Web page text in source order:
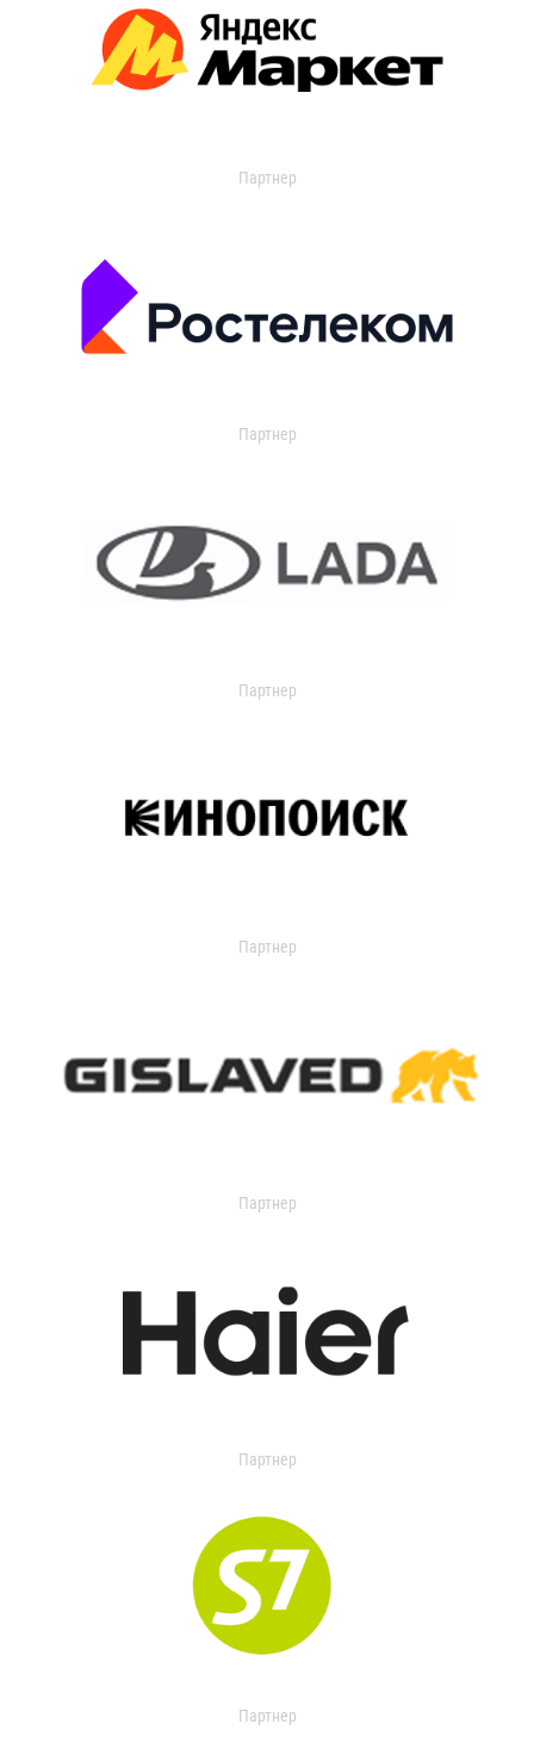
Партнер
Партнер
Партнер
Партнер
Партнер
Партнер
Партнер